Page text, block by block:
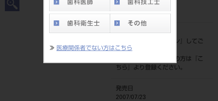
≫ 医療関係者でない方はこちら
JAN/EANコード
標準価格
ログイン
』してご
覧ください。
ネット会員登録がまだの方は『
こ
ちら
』より登録ください。
発売日
2007/07/23